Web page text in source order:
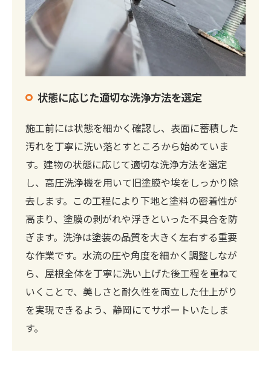
状態に応じた適切な洗浄方法を選定
施工前には状態を細かく確認し、表面に蓄積した
汚れを丁寧に洗い落とすところから始めていま
す。建物の状態に応じて適切な洗浄方法を選定
し、高圧洗浄機を用いて旧塗膜や埃をしっかり除
去します。この工程により下地と塗料の密着性が
高まり、塗膜の剥がれや浮きといった不具合を防
ぎます。洗浄は塗装の品質を大きく左右する重要
な作業です。水流の圧や角度を細かく調整しなが
ら、屋根全体を丁寧に洗い上げた後工程を重ねて
いくことで、美しさと耐久性を両立した仕上がり
を実現できるよう、静岡にてサポートいたしま
す。